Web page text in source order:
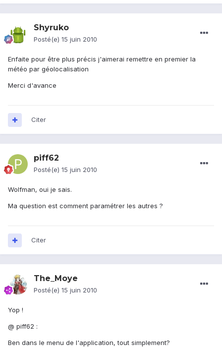
Shyruko
Posté(e) 15 juin 2010
Enfaite pour être plus précis j'aimerai remettre en premier la
météo par géolocalisation
Merci d'avance
Citer
piff62
Posté(e) 15 juin 2010
Wolfman, oui je sais.
Ma question est comment paramétrer les autres ?
Citer
The_Moye
Posté(e) 15 juin 2010
Yop !
@ piff62 :
Ben dans le menu de l'application, tout simplement?